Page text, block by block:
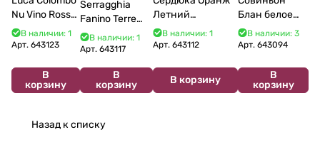
Nu Vino Rosso
2025 750 мл
В наличии: 1
Арт. 643123
В
корзину
Serragghia
Fanino Terre
Siciliane IGP
2022 750 мл
В наличии: 1
Арт.643117
В
корзину
Летний
Сибирьковый
2024 750 мл
В наличии: 1
Арт. 643112
В корзину
Блан белое
сухое 750 мл
12%
В наличии: 3
Арт.643094
В
корзину
Назад к списку